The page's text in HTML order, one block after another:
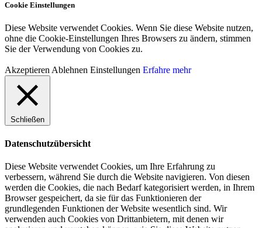
Cookie Einstellungen
Diese Website verwendet Cookies. Wenn Sie diese Website nutzen,
ohne die Cookie-Einstellungen Ihres Browsers zu ändern, stimmen
Sie der Verwendung von Cookies zu.
Akzeptieren Ablehnen Einstellungen Erfahre mehr
Schließen
Datenschutzübersicht
Diese Website verwendet Cookies, um Ihre Erfahrung zu
verbessern, während Sie durch die Website navigieren. Von diesen
werden die Cookies, die nach Bedarf kategorisiert werden, in Ihrem
Browser gespeichert, da sie für das Funktionieren der
grundlegenden Funktionen der Website wesentlich sind. Wir
verwenden auch Cookies von Drittanbietern, mit denen wir